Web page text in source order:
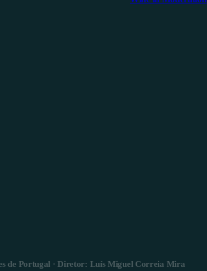
de Portugal · Diretor: Luís Miguel Correia Mira